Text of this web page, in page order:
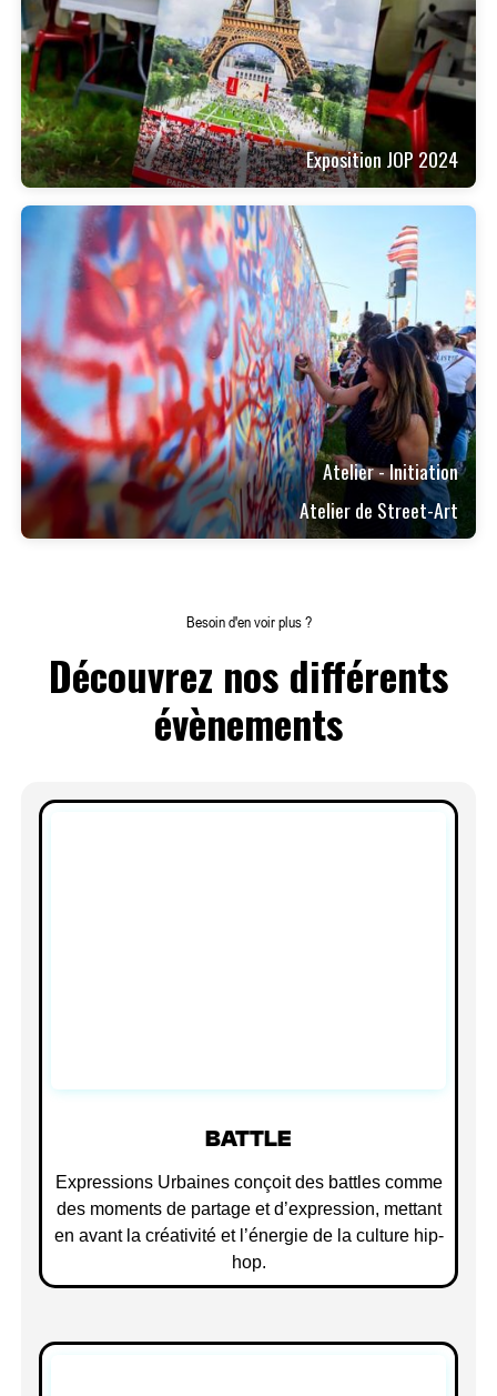
Exposition JOP 2024
Atelier - Initiation
Atelier de Street-Art
Besoin d'en voir plus ?
Découvrez nos différents
évènements
BATTLE
Expressions Urbaines conçoit des battles comme
des moments de partage et d’expression, mettant
en avant la créativité et l’énergie de la culture hip-
hop.